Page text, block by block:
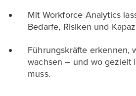
Mit Workforce Analytics
Bedarfe, Risiken und
Führungskräfte erkennen,
wachsen – und wo gezielt
muss.